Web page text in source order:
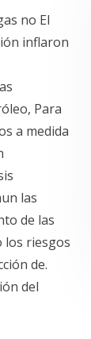
no El
inflaron
Para
a medida
las
de las
los riesgos
de.
del